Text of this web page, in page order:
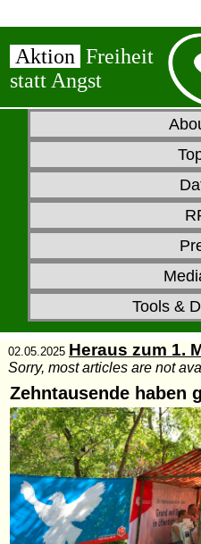
Aktion Freiheit
statt Angst
Tools &
02.05.2025 Heraus zum 1.
Sorry, most articles are not
Zehntausende haben